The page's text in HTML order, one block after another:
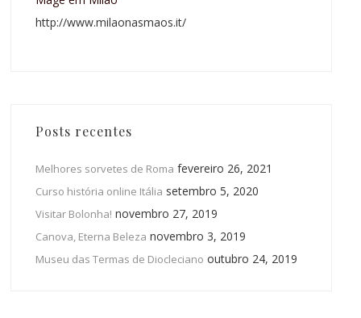
http://www.milaonasmaos.it/
Posts recentes
Melhores sorvetes de Roma fevereiro 26, 2021
Curso história online Itália setembro 5, 2020
Visitar Bolonha! novembro 27, 2019
Canova, Eterna Beleza novembro 3, 2019
Museu das Termas de Diocleciano outubro 24, 2019